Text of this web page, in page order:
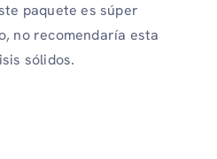
paquete es súper
no recomendaría esta
sólidos.